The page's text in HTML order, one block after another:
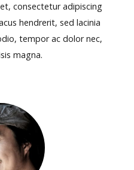
consectetur adipiscing
hendrerit, sed lacinia
tempor ac dolor nec,
magna.